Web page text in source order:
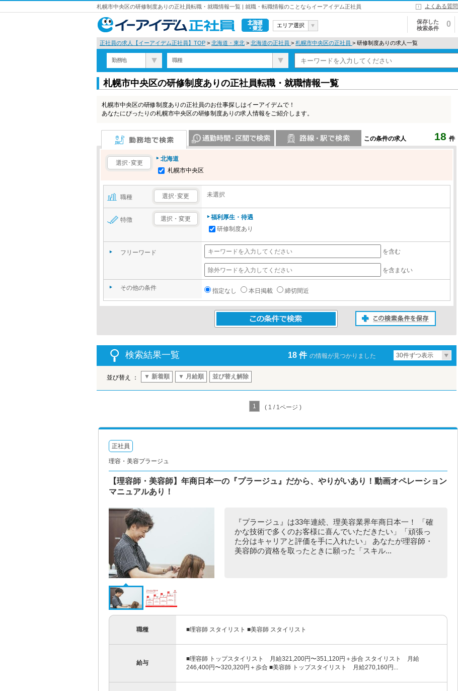
札幌市中央区の研修制度ありの正社員転職・就職情報一覧 | 就職・転職情報のことならイーアイデム正社員 よくある質問
北海道・東
北
エリア選択
保存した
検索条件
0
正社員の求人【イーアイデム正社員】TOP > 北海道・東北 > 北海道の正社員 > 札幌市中央区の正社員 > 研修制度ありの求人一覧
勤務地 職種
札幌市中央区の研修制度ありの正社員転職・就職情報一覧
札幌市中央区の研修制度ありの正社員のお仕事探しはイーアイデムで！
あなたにぴったりの札幌市中央区の研修制度ありの求人情報をご紹介します。
この条件の求人 18 件
選択･変更
北海道
札幌市中央区
職種 選択･変更 未選択
特徴 選択・変更
福利厚生・待遇
研修制度あり
フリーワード を含む
を含まない
その他の条件 指定なし 本日掲載 締切間近
検索結果一覧 18 件 の情報が見つかりました 30件ずつ表示
並び替え ： ▼ 新着順 ▼ 月給順 並び替え解除
1 ( 1 / 1ページ )
正社員
理容・美容プラージュ
【理容師・美容師】年商日本一の『プラージュ』だから、やりがいあり！動画オペレーション
マニュアルあり！
『プラージュ』は33年連続、理美容業界年商日本一！ 「確
かな技術で多くのお客様に喜んでいただきたい」「頑張っ
た分はキャリアと評価を手に入れたい」 あなたが理容師・
美容師の資格を取ったときに願った「スキル...
職種 ■理容師 スタイリスト ■美容師 スタイリスト
給与
■理容師 トップスタイリスト 月給321,200円〜351,120円＋歩合 スタイリスト 月給
246,400円〜320,320円＋歩合 ■美容師 トップスタイリスト 月給270,160円...